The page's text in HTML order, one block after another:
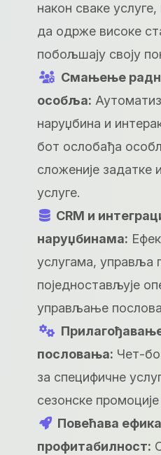
након сваке
да одрже високе
побољшају своју
Смањење
особља:
наруџбина и
бот ослобађа
сложеније
услуге.
CRM и
наруџбинама:
услугама, управља
поједностављује
управљање
пословања: Чет-
за специфичне
сезонске
Повећава
профитабилност: